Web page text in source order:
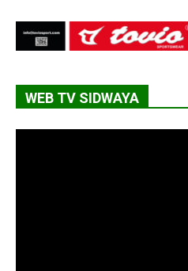
WEB TV SIDWAYA